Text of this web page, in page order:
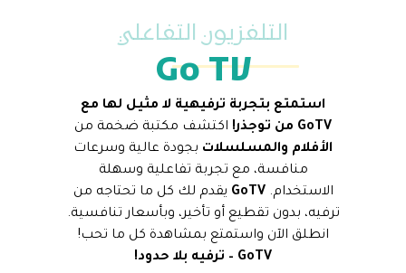
التلفزيون التفاعلي
Go TV
استمتع بتجربة ترفيهية لا مثيل لها مع
GoTV من توجذر!
اكتشف مكتبة ضخمة من
الأفلام والمسلسلات بجودة عالية وسرعات
منافسة، مع تجربة تفاعلية وسهلة
الاستخدام. GoTV يقدم لك كل ما تحتاجه من
ترفيه، بدون تقطيع أو تأخير، وبأسعار تنافسية.
انطلق الآن واستمتع بمشاهدة كل ما تحب!
GoTV – ترفيه بلا حدود!